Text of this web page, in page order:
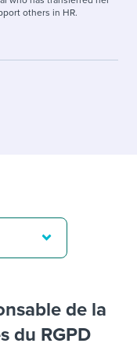
others in HR.
de la
du RGPD